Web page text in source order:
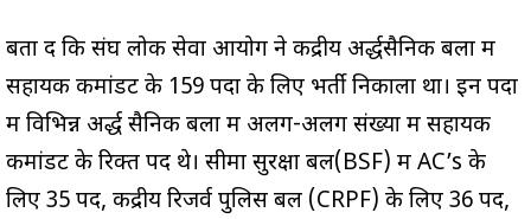
बता दें कि संघ लोक सेवा आयोग ने केंद्रीय अर्द्धसैनिक बलों में
सहायक कमांडेंट के 159 पदों के लिए भर्ती निकाला था। इन पदों
में विभिन्न अर्द्ध सैनिक बलों में अलग-अलग संख्या में सहायक
कमांडेंट के रिक्त पद थे। सीमा सुरक्षा बल(BSF) में AC’s के
लिए 35 पद, केंद्रीय रिजर्व पुलिस बल (CRPF) के लिए 36 पद,